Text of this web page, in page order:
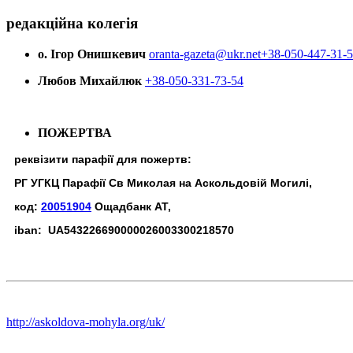
редакційна колегія
о. Ігор Онишкевич oranta-gazeta@ukr.net+38-050-447-31-
Любов Михайлюк +38-050-331-73-54
ПОЖЕРТВА
реквізити парафії для пожертв:
РГ УГКЦ Парафії Св Миколая на Аскольдовій Могилі,
код: 20051904 Ощадбанк АТ,
iban: UA543226690000026003300218570
http://askoldova-mohyla.org/uk/